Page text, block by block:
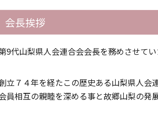
会長挨拶
9代山梨県人会連合会会長を務めさせて
立７４年を経たこの歴史ある山梨県人会
員相互の親睦を深める事と故郷山梨の発